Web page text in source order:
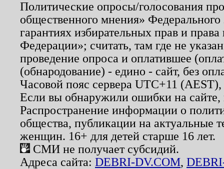
Политические опросы/голосования
общественного мнения»
гарантиях избирательных прав и
Федерации»; считать, там где не
проведение опроса и оплатившее
(обнародование) - едино - сайт, без
Часовой пояс сервера UTC+11
Если вы обнаружили ошибки на
Распространение информации о
общества, публикации на актуальные
женщин. 16+ для детей старше 16 лет.
СМИ не получает субсидий.
Адреса сайта: DEBRI-DV.COM,